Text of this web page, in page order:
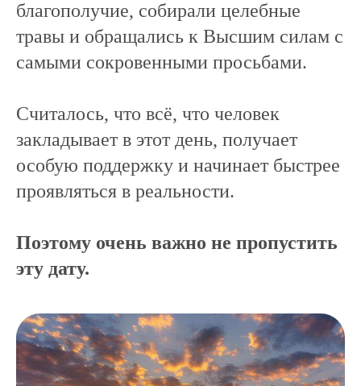
благополучие, собирали целебные
травы и обращались к Высшим силам с
самыми сокровенными просьбами.
Считалось, что всё, что человек
закладывает в этот день, получает
особую поддержку и начинает быстрее
проявляться в реальности.
Поэтому очень важно не пропустить
эту дату.